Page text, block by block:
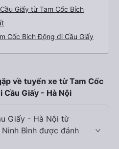
Giấy từ Tam Cốc Bích
Cốc Bích Động đi Cầu Giấy
về tuyến xe từ Tam Cốc
Giấy - Hà Nội
Giấy - Hà Nội từ
Bình được đánh